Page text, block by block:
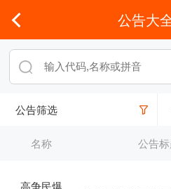
公告大
公告筛选
名称 公告
高争民爆